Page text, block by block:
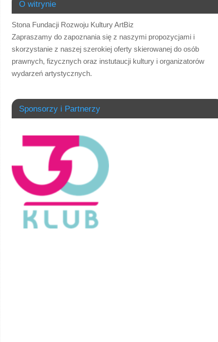
O witrynie
Stona Fundacji Rozwoju Kultury ArtBiz
Zapraszamy do zapoznania się z naszymi propozycjami i
skorzystanie z naszej szerokiej oferty skierowanej do osób
prawnych, fizycznych oraz instutaucji kultury i organizatorów
wydarzeń artystycznych.
Sponsorzy i Partnerzy